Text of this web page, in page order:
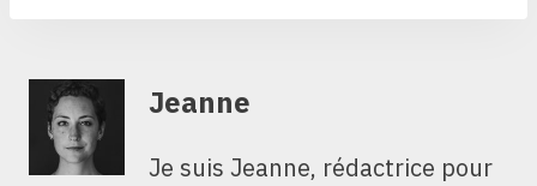
Jeanne
Je suis Jeanne, rédactrice pour